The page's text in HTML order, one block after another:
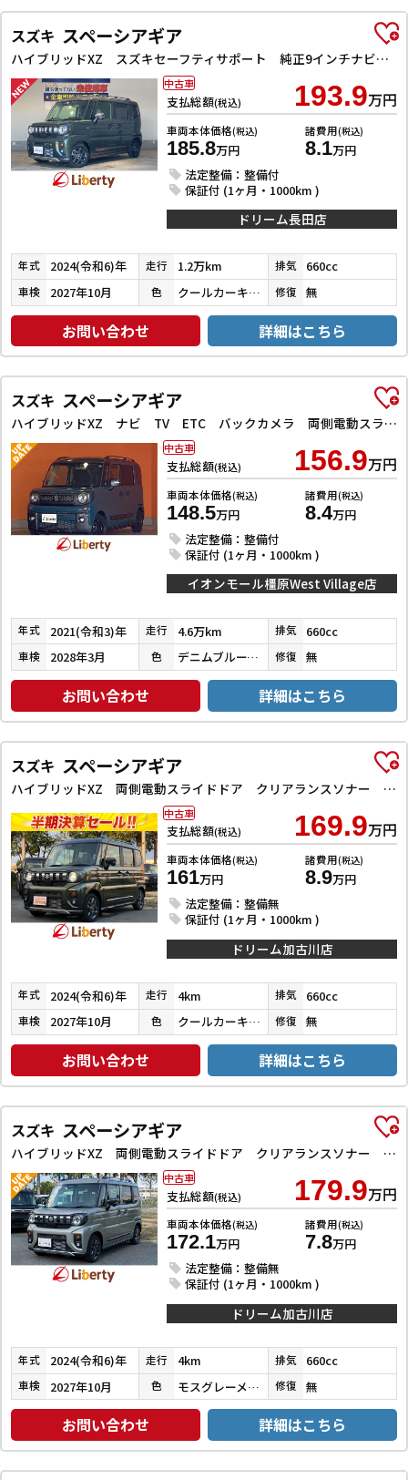
スズキ スペーシアギア
ハイブリッドXZ スズキセーフティサポート 純正9インチナビ TV Bluetooth対応 全方位カメラ 両側自動ドア ヘッドアップディスプレイ アダプティブクルーズコントロール ステアリングヒーター LEDヘッドライ
支払総額(税込) 193.9万円
車両本体価格(税込)
185.8万円
諸費用(税込)
8.1万円
法定整備：整備付
保証付 (1ヶ月・1000km )
中古車
ドリーム長田店
年式 2024(令和6)年 走行 1.2万km 排気 660cc
車検 2027年10月 色 クールカーキパールメタリック／ガンメタリック 修復 無
お問い合わせ 詳細はこちら
スズキ スペーシアギア
ハイブリッドXZ ナビ TV ETC バックカメラ 両側電動スライドドア クリアランスソナー オートクルーズコントロール レーンアシスト 衝突被害軽減システム オートライト LEDヘッドランプ
支払総額(税込) 156.9万円
車両本体価格(税込)
148.5万円
諸費用(税込)
8.4万円
法定整備：整備付
保証付 (1ヶ月・1000km )
中古車
イオンモール橿原West Village店
年式 2021(令和3)年 走行 4.6万km 排気 660cc
車検 2028年3月 色 デニムブルーメタリック／ミネラルグレーメタリック 修復 無
お問い合わせ 詳細はこちら
スズキ スペーシアギア
ハイブリッドXZ 両側電動スライドドア クリアランスソナー オートクルーズコントロール レーンアシスト 衝突被害軽減システム オートライト LEDヘッドランプ ヘッドライトウォッシャー スマートキー
支払総額(税込) 169.9万円
車両本体価格(税込)
161万円
諸費用(税込)
8.9万円
法定整備：整備無
保証付 (1ヶ月・1000km )
中古車
ドリーム加古川店
年式 2024(令和6)年 走行 4km 排気 660cc
車検 2027年10月 色 クールカーキパールメタリック／ミネラルグレーメタリック 修復 無
お問い合わせ 詳細はこちら
スズキ スペーシアギア
ハイブリッドXZ 両側電動スライドドア クリアランスソナー オートクルーズコントロール レーンアシスト オートライト スマートキー アイドリングストップ 電動格納ミラー シートヒーター ベンチシート CVT ESC
支払総額(税込) 179.9万円
車両本体価格(税込)
172.1万円
諸費用(税込)
7.8万円
法定整備：整備無
保証付 (1ヶ月・1000km )
中古車
ドリーム加古川店
年式 2024(令和6)年 走行 4km 排気 660cc
車検 2027年10月 色 モスグレーメタリック 修復 無
お問い合わせ 詳細はこちら